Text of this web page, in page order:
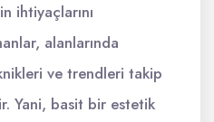
ihtiyaçlarını
alanlarında
ve trendleri takip
Yani, basit bir estetik